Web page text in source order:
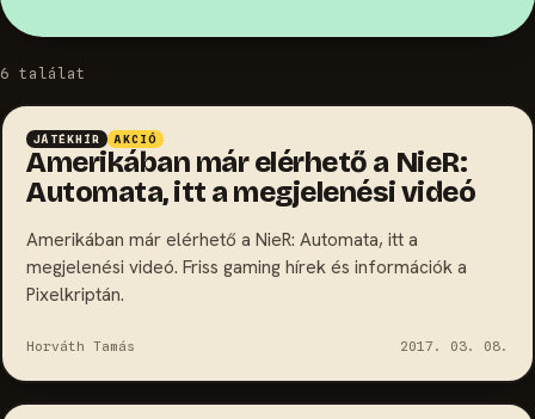
6 találat
JÁTÉKHÍR AKCIÓ
Amerikában már elérhető a NieR:
Automata, itt a megjelenési videó
Amerikában már elérhető a NieR: Automata, itt a
megjelenési videó. Friss gaming hírek és információk a
Pixelkriptán.
Horváth Tamás 2017. 03. 08.